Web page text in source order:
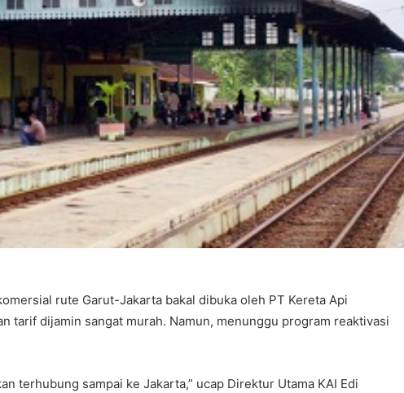
rute Garut-Jakarta bakal dibuka oleh PT Kereta Api
tarif dijamin sangat murah. Namun, menunggu program reaktivasi
terhubung sampai ke Jakarta,” ucap Direktur Utama KAI Edi